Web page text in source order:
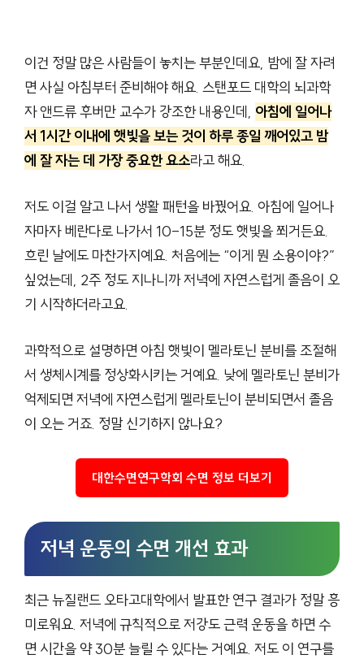
이건 정말 많은 사람들이 놓치는 부분인데요, 밤에 잘 자려
면 사실 아침부터 준비해야 해요. 스탠포드 대학의 뇌과학
자 앤드류 후버만 교수가 강조한 내용인데, 아침에 일어나
서 1시간 이내에 햇빛을 보는 것이 하루 종일 깨어있고 밤
에 잘 자는 데 가장 중요한 요소라고 해요.
저도 이걸 알고 나서 생활 패턴을 바꿨어요. 아침에 일어나
자마자 베란다로 나가서 10-15분 정도 햇빛을 쬐거든요.
흐린 날에도 마찬가지예요. 처음에는 “이게 뭔 소용이야?”
싶었는데, 2주 정도 지나니까 저녁에 자연스럽게 졸음이 오
기 시작하더라고요.
과학적으로 설명하면 아침 햇빛이 멜라토닌 분비를 조절해
서 생체시계를 정상화시키는 거예요. 낮에 멜라토닌 분비가
억제되면 저녁에 자연스럽게 멜라토닌이 분비되면서 졸음
이 오는 거죠. 정말 신기하지 않나요?
대한수면연구학회 수면 정보 더보기
저녁 운동의 수면 개선 효과
최근 뉴질랜드 오타고대학에서 발표한 연구 결과가 정말 흥
미로워요. 저녁에 규칙적으로 저강도 근력 운동을 하면 수
면 시간을 약 30분 늘릴 수 있다는 거예요. 저도 이 연구를